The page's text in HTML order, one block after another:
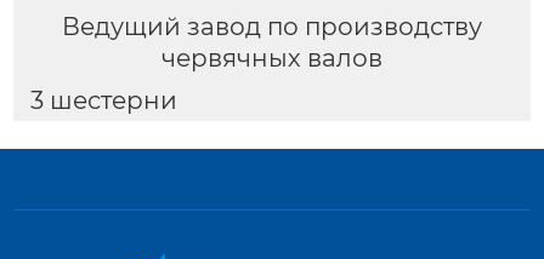
Ведущий завод по производству
червячных валов
3 шестерни